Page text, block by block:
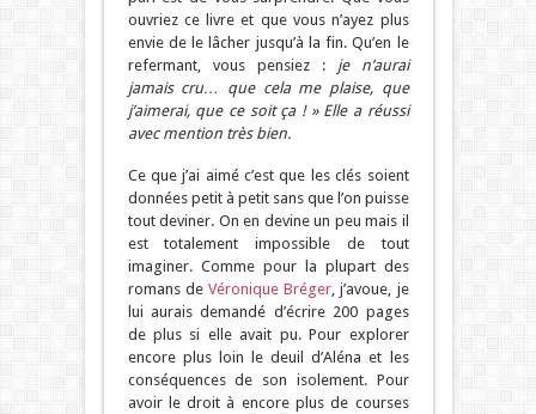
ouvriez ce livre et que vous n’ayez plus
envie de le lâcher jusqu’à la fin. Qu’en le
refermant, vous pensiez : je n’aurai
jamais cru… que cela me plaise, que
j’aimerai, que ce soit ça ! » Elle a réussi
avec mention très bien.
Ce que j’ai aimé c’est que les clés soient
données petit à petit sans que l’on puisse
tout deviner. On en devine un peu mais il
est totalement impossible de tout
imaginer. Comme pour la plupart des
romans de Véronique Bréger, j’avoue, je
lui aurais demandé d’écrire 200 pages
de plus si elle avait pu. Pour explorer
encore plus loin le deuil d’Aléna et les
conséquences de son isolement. Pour
avoir le droit à encore plus de courses